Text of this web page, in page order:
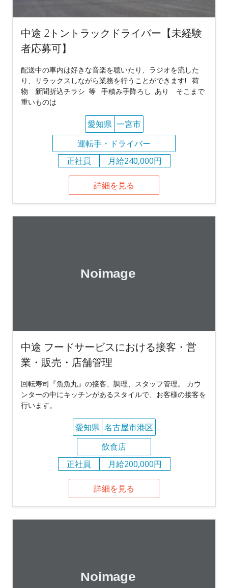
中途 2トントラックドライバー【未経験
者応募可】
配送中の車内は好きな音楽を聴いたり、ラジオを流した
り、リラックスしながら業務を行うことができます! 荷
物 新聞折込チラシ 等 手積み手降ろし あり そこまで
重いものは
愛知県 一宮市
運転手・ドライバー
正社員
月給240,000円
詳細を見る
中途 フードサービスにおける接客・営
業・販売・店舗管理
回転寿司『魚魚丸』の接客、調理、スタッフ管理。 カウ
ンターの中にキッチンがあるスタイルで、お客様の接客を
行います。
愛知県 名古屋市港区
飲食店
正社員
月給200,000円
詳細を見る